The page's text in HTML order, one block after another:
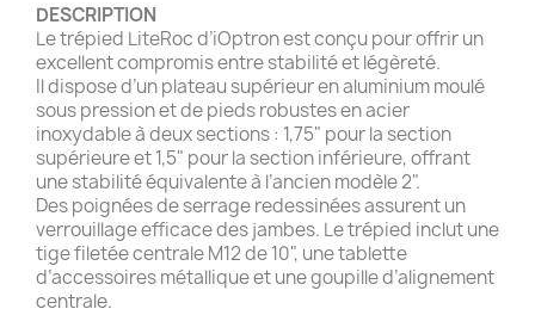
DESCRIPTION
Le trépied LiteRoc d’iOptron est conçu pour offrir un
excellent compromis entre stabilité et légèreté.
Il dispose d’un plateau supérieur en aluminium moulé
sous pression et de pieds robustes en acier
inoxydable à deux sections : 1,75" pour la section
supérieure et 1,5" pour la section inférieure, offrant
une stabilité équivalente à l’ancien modèle 2".
Des poignées de serrage redessinées assurent un
verrouillage efficace des jambes. Le trépied inclut une
tige filetée centrale M12 de 10", une tablette
d’accessoires métallique et une goupille d’alignement
centrale.